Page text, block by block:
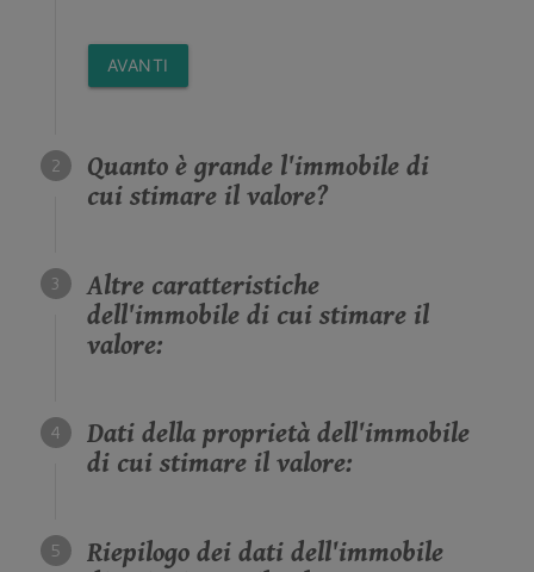
AVANTI
Quanto è grande l'immobile di
cui stimare il valore?
Altre caratteristiche
dell'immobile di cui stimare il
valore:
Dati della proprietà dell'immobile
di cui stimare il valore:
Riepilogo dei dati dell'immobile